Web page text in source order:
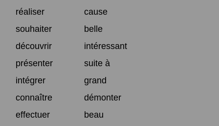
réaliser
cause
souhaiter
belle
découvrir
intéressant
présenter
suite à
intégrer
grand
connaître
démonter
effectuer
beau